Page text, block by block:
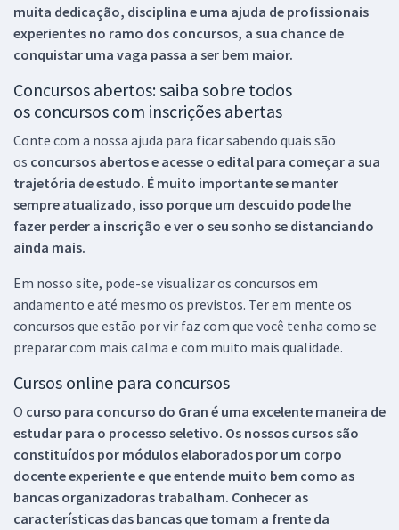
muita dedicação, disciplina e uma ajuda de profissionais
experientes no ramo dos concursos, a sua chance de
conquistar uma vaga passa a ser bem maior.
Concursos abertos: saiba sobre todos
os concursos com inscrições abertas
Conte com a nossa ajuda para ficar sabendo quais são
os concursos abertos e acesse o edital para começar a sua
trajetória de estudo. É muito importante se manter
sempre atualizado, isso porque um descuido pode lhe
fazer perder a inscrição e ver o seu sonho se distanciando
ainda mais.
Em nosso site, pode-se visualizar os concursos em
andamento e até mesmo os previstos. Ter em mente os
concursos que estão por vir faz com que você tenha como se
preparar com mais calma e com muito mais qualidade.
Cursos online para concursos
O curso para concurso do Gran é uma excelente maneira de
estudar para o processo seletivo. Os nossos cursos são
constituídos por módulos elaborados por um corpo
docente experiente e que entende muito bem como as
bancas organizadoras trabalham. Conhecer as
características das bancas que tomam a frente da